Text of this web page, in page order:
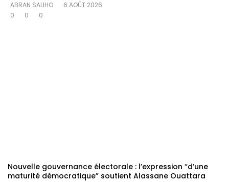
ABRAN SALIHO
6 AOÛT 2026
0
0 0
Nouvelle gouvernance électorale : l’expression “d’une
maturité démocratique” soutient Alassane Ouattara